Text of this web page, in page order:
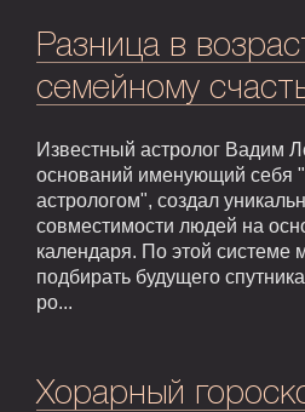
Разница в
семейному
Известный астролог Вадим
оснований именующий себя
астрологом", создал
совместимости людей на
календаря. По этой системе
подбирать будущего
ро...
Хорарный